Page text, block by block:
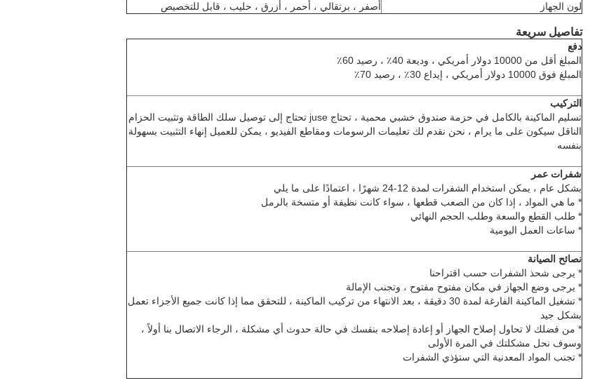
لون الجهاز
أصفر ، برتقالي ، أحمر ، أزرق ، حليب ، قابل للتخصيص
تفاصيل سريعة
دفع
المبلغ أقل من 10000 دولار أمريكي ، وديعة 40٪ ، رصيد 60٪
المبلغ فوق 10000 دولار أمريكي ، إيداع 30٪ ، رصيد 70٪
التركيب
تسليم الماكينة بالكامل في حزمة صندوق خشبي محمية ، تحتاج juse تحتاج إلى توصيل سلك الطاقة وتثبيت الحزام
الناقل سيكون على ما يرام ، نحن نقدم لك تعليمات الرسومات ومقاطع الفيديو ، يمكن للعميل إنهاء التثبيت بسهولة
بنفسه
شفرات عمر
بشكل عام ، يمكن استخدام الشفرات لمدة 12-24 شهرًا ، اعتمادًا على ما يلي
* ما هي المواد ، إذا كان من الصعب قطعها ، سواء كانت نظيفة أو متسخة بالرمل
* طلب القطع والسعة وطلب الحجم النهائي
* ساعات العمل اليومية
نصائح الصيانة
* يرجى شحذ الشفرات حسب اقتراحنا
* يرجى وضع الجهاز في مكان مفتوح مفتوح ، وتجنب الإمالة
* تشغيل الماكينة الفارغة لمدة 30 دقيقة ، بعد الانتهاء من تركيب الماكينة ، للتحقق مما إذا كانت جميع الأجزاء تعمل
بشكل جيد
* من فضلك لا تحاول إصلاح الجهاز أو إعادة إصلاحه بنفسك في حالة حدوث أي مشكلة ، الرجاء الاتصال بنا أولاً ،
وسوف نحل مشكلتك في المرة الأولى
* تجنب المواد المعدنية التي ستؤذي الشفرات